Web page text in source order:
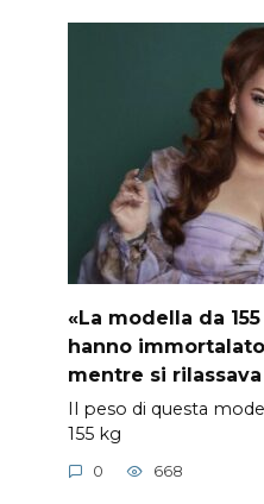
«La modella da
hanno
mentre si
Il peso di questa
155 kg
0 668